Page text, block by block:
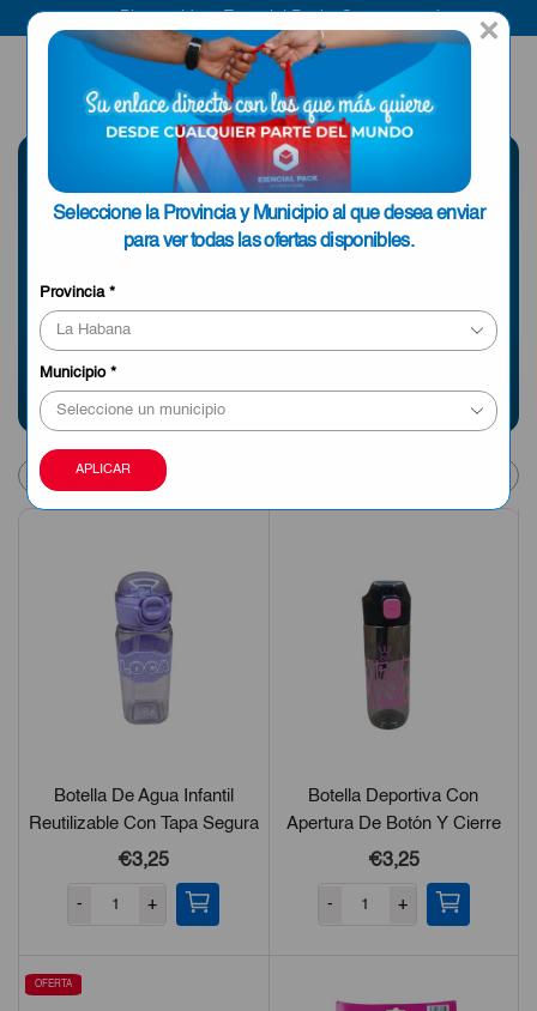
×
Seleccione la Provincia y Municipio al que desea enviar
para ver todas las ofertas disponibles.
Provincia*
Municipio*
APLICAR
ENVIAR A LA
HABANA
SELECCIONE UNA
PROVINCIA
Información sobre envíos y tiempos de entrega
page
Botella De Agua Infantil
Reutilizable Con Tapa Segura
Antiderrame
€3,25
- +
Botella Deportiva Con
Apertura De Botón Y Cierre
Seguro
€3,25
- +
OFERTA